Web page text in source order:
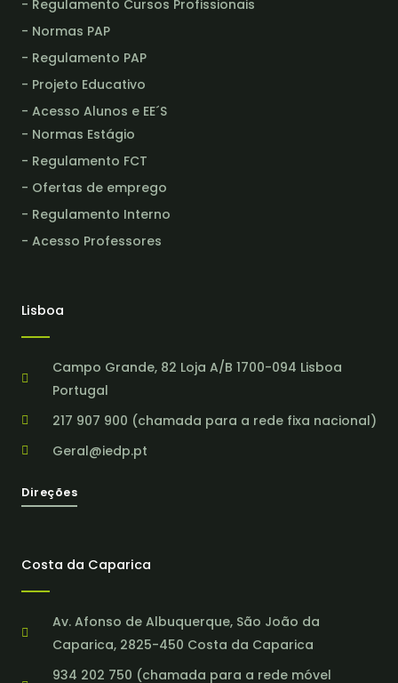
- Regulamento Cursos Profissionais
- Normas PAP
- Regulamento PAP
- Projeto Educativo
- Acesso Alunos e EE´S
- Normas Estágio
- Regulamento FCT
- Ofertas de emprego
- Regulamento Interno
- Acesso Professores
Lisboa
Campo Grande, 82 Loja A/B 1700-094 Lisboa
Portugal
217 907 900 (chamada para a rede fixa nacional)
Geral@iedp.pt
Direções
Costa da Caparica
Av. Afonso de Albuquerque, São João da
Caparica, 2825-450 Costa da Caparica
934 202 750 (chamada para a rede móvel